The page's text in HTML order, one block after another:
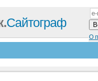
О
Сайтограф